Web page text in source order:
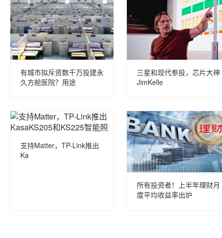
有城市拟斥资数千万投建永
久方舱医院？用途
三星和现代参投，芯片大神
JimKelle
支持Matter，TP-Link推出
Ka
所有投资者！上半年理财月
度平均收益率出炉